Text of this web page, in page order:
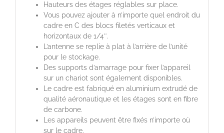
Hauteurs des étages réglables sur place.
Vous pouvez ajouter à n’importe quel endroit du
cadre en C des blocs filetés verticaux et
horizontaux de 1/4″.
L’antenne se replie à plat à l’arrière de l’unité
pour le stockage.
Des supports d’amarrage pour fixer l’appareil
sur un chariot sont également disponibles.
Le cadre est fabriqué en aluminium extrudé de
qualité aéronautique et les étages sont en fibre
de carbone.
Les appareils peuvent être fixés n’importe où
sur le cadre.